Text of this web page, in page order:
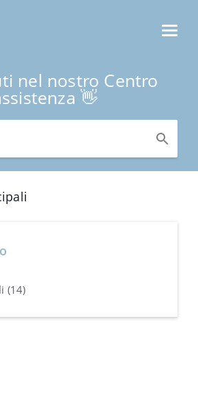
nel nostro Centro
👋
(14)